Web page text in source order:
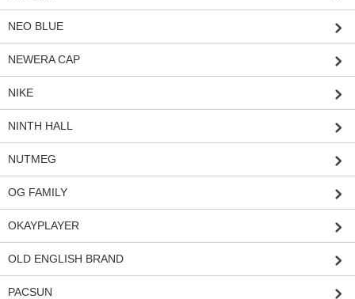
NEO BLUE
NEWERA CAP
NIKE
NINTH HALL
NUTMEG
OG FAMILY
OKAYPLAYER
OLD ENGLISH BRAND
PACSUN